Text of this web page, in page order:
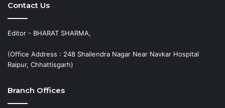
Contact Us
Editor - BHARAT SHARMA,
(Office Address : 248 Shailendra Nagar Near Navkar Hospital
Raipur, Chhattisgarh)
Branch Offices